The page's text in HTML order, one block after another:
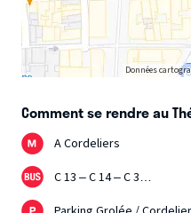
Données
Comment se rendre au
A Cordeliers
C 13 – C 14 – C 3…